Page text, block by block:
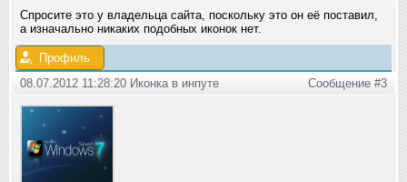
Спросите это у владельца сайта, поскольку это он её поставил,
а изначально никаких подобных иконок нет.
Профиль
08.07.2012 11:28:20 Иконка в инпуте
Сообщение #3